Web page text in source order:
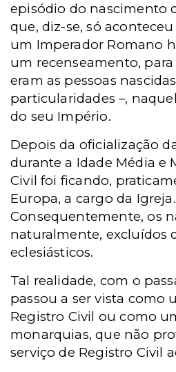
episódio do nascimento
que, diz-se, só
um Imperador Romano
um recenseamento,
eram as pessoas
particularidades –,
do seu Império.
Depois da oficialização
durante a Idade Média e
Civil foi ficando,
Europa, a cargo da Igreja.
Consequentemente, os
naturalmente, excluídos
eclesiásticos.
Tal realidade, com o
passou a ser vista como
Registro Civil ou como
monarquias, que não
serviço de Registro Civil